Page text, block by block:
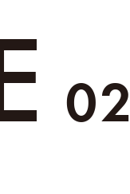
02